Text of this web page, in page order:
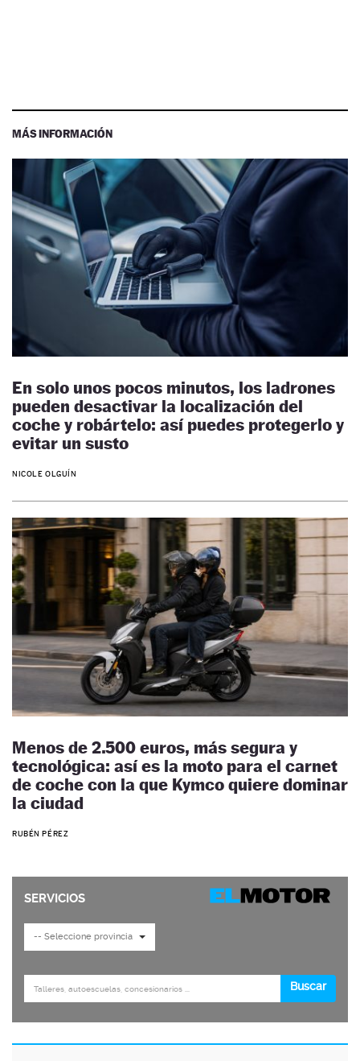
MÁS INFORMACIÓN
En solo unos pocos minutos, los ladrones
pueden desactivar la localización del
coche y robártelo: así puedes protegerlo y
evitar un susto
NICOLE OLGUÍN
Menos de 2.500 euros, más segura y
tecnológica: así es la moto para el carnet
de coche con la que Kymco quiere dominar
la ciudad
RUBÉN PÉREZ